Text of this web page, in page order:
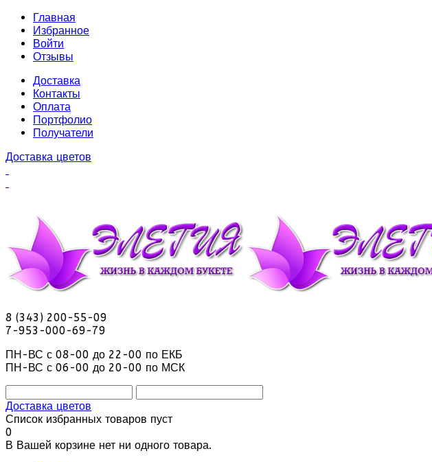
Главная
Избранное
Войти
Отзывы
Доставка
Контакты
Оплата
Портфолио
Получатели
Доставка цветов
8 (343) 200-55-09
7-953-000-69-79
ПН-ВС с 08-00 до 22-00 по ЕКБ
ПН-ВС с 06-00 до 20-00 по МСК
Доставка цветов
Список избранных товаров пуст
0
В Вашей корзине нет ни одного товара.